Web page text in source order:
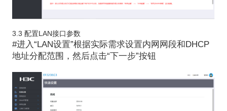
3.3 配置LAN接口参数
#进入“ LAN设置”根据实际需求设置内网 网段和 DHCP
地址分配范围， 然后点击“下一步”按钮